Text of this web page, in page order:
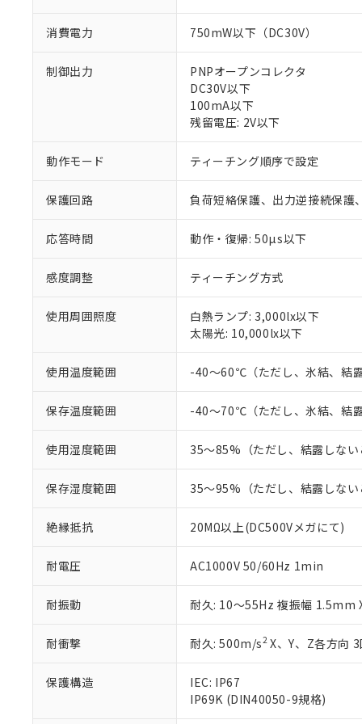
消費電力 750mW以下（DC30V）
制御出力
PNPオープンコレクタ
DC30V以下
100mA以下
残留電圧: 2V以下
動作モード ティーチング順序で設定
保護回路 負荷短絡保護、出力逆接続保護
応答時間 動作・復帰: 50µs以下
感度調整 ティーチング方式
使用周囲照度
白熱ランプ: 3,000lx以下
太陽光: 10,000lx以下
使用温度範囲 -40～60℃（ただし、氷結、結露
保存温度範囲 -40～70℃（ただし、氷結、結露
使用湿度範囲 35～85%（ただし、結露しない
保存湿度範囲 35～95%（ただし、結露しない
絶縁抵抗 20MΩ以上(DC500Vメガにて)
耐電圧 AC1000V 50/60Hz 1min
耐振動 耐久: 10～55Hz 複振幅 1.5mm
耐衝撃 耐久: 500m/s2X、Y、Z各方向 3
保護構造
IEC: IP67
IP69K (DIN40050-9規格)
ご利用条件
以下の条件をお読
本サービス
くものです。
当社制御機
在庫状況お
のであり、
い。
当社販売員
オムロン制
す。
マイパーツ
ている必要が
お客様が当
が、当社の
いる法人を
※1 対応状況
対応予定：EU
対応予定なし：
調査・確認中：
非該当品：ライセ
仕入先様の事情に
*EU RoHS指令（10物質
鉛(Pb) 1000ppm以下、
ル（DBP） 1000ppm以
フタル酸エステル類の
※2 対応予定月
※3 非含有証明
EU RoHS指令（10
※本証明書は発行
また、RoHS指令
既に当社にて対応
り割愛しておりま
※1 中国
「○」：最大均質
「×」：最大均質
「－」：未確認で
*中国RoHS10物質の基
Pb(鉛) :1000ppm、 Hg(
Cr(Ⅵ)(六価クロム) :
DBP(フタル酸ジブチル
DEHP(フタル酸ビス(2-
※2 環境保護使
「ｅ」：有害物質
味します。
「－」：未確認で
当社は、こ
う）を輸出
当社は規制
ます。
当社は貴社
置等に一切
当社は、貴
記
号
説明
○ 一定数
△ 一定数に
－
在庫な
機器販売
受注生